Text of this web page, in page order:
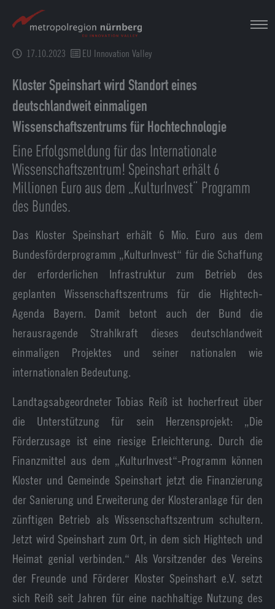
Hauptinhalt
springen17.10.2023 EU Innovation Valley
Kloster Speinshart wird Standort eines
deutschlandweit einmaligen
Wissenschaftszentrums für Hochtechnologie
Eine Erfolgsmeldung für das Internationale
Wissenschaftszentrum! Speinshart erhält 6
Millionen Euro aus dem „KulturInvest“ Programm
des Bundes.
Das Kloster Speinshart erhält 6 Mio. Euro aus dem
Bundesförderprogramm „KulturInvest“ für die Schaffung
der erforderlichen Infrastruktur zum Betrieb des
geplanten Wissenschaftszentrums für die Hightech-
Agenda Bayern. Damit betont auch der Bund die
herausragende Strahlkraft dieses deutschlandweit
einmaligen Projektes und seiner nationalen wie
internationalen Bedeutung.
Landtagsabgeordneter Tobias Reiß ist hocherfreut über
die Unterstützung für sein Herzensprojekt: „Die
Förderzusage ist eine riesige Erleichterung. Durch die
Finanzmittel aus dem „KulturInvest“-Programm können
Kloster und Gemeinde Speinshart jetzt die Finanzierung
der Sanierung und Erweiterung der Klosteranlage für den
zünftigen Betrieb als Wissenschaftszentrum schultern.
Jetzt wird Speinshart zum Ort, in dem sich Hightech und
Heimat genial verbinden.“ Als Vorsitzender des Vereins
der Freunde und Förderer Kloster Speinshart e.V. setzt
sich Reiß seit Jahren für eine nachhaltige Nutzung des